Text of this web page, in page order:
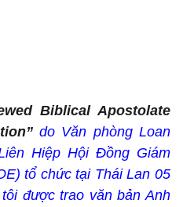
Biblical Apostolate
do Văn phòng Loan
Hiệp Hội Đồng Giám
tổ chức tại Thái Lan 05
được trao văn bản Anh